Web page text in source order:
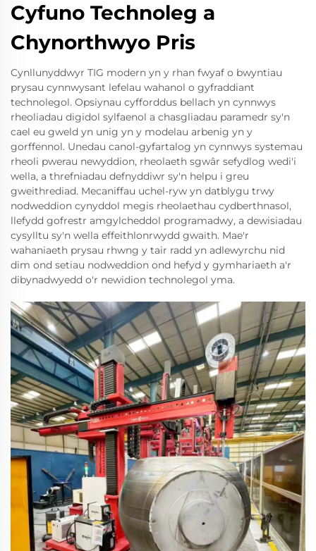
Cyfuno Technoleg a
Chynorthwyo Pris
Cynllunyddwyr TIG modern yn y rhan fwyaf o bwyntiau
prysau cynnwysant lefelau wahanol o gyfraddiant
technolegol. Opsiynau cyfforddus bellach yn cynnwys
rheoliadau digidol sylfaenol a chasgliadau paramedr sy'n
cael eu gweld yn unig yn y modelau arbenig yn y
gorffennol. Unedau canol-gyfartalog yn cynnwys systemau
rheoli pwerau newyddion, rheolaeth sgwâr sefydlog wedi'i
wella, a threfniadau defnyddiwr sy'n helpu i greu
gweithrediad. Mecaniffau uchel-ryw yn datblygu trwy
nodweddion cynyddol megis rheolaethau cydberthnasol,
llefydd gofrestr amgylcheddol programadwy, a dewisiadau
cysylltu sy'n wella effeithlonrwydd gwaith. Mae'r
wahaniaeth prysau rhwng y tair radd yn adlewyrchu nid
dim ond setiau nodweddion ond hefyd y gymhariaeth a'r
dibynadwyedd o'r newidion technolegol yma.